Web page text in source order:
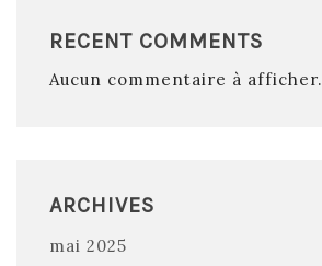
RECENT COMMENTS
Aucun commentaire à afficher.
ARCHIVES
mai 2025